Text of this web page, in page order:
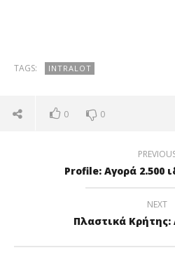
Intralot: Συμφωνία με το
την πώληση της θυγατρικής
TAGS: INTRALOT
0 0
Profile: Αγορά 2.500
NEXT
Πλαστικά